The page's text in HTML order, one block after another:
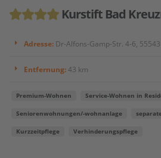
Kurstift Bad
Adresse: Dr-Alfons-Gamp-Str. 4-6,
Entfernung:43 km
Premium-Wohnen Service-Wohnen in
Seniorenwohnungen/-wohnanlage
Kurzzeitpflege Verhinderungspflege